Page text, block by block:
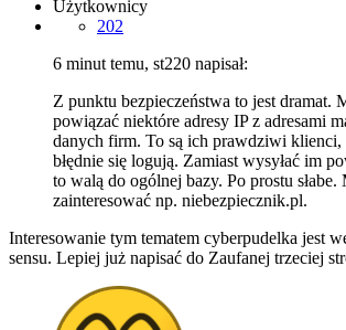
Użytkownicy
202
6 minut temu, st220 napisał:
Z punktu bezpieczeństwa to jest dramat.
powiązać niektóre adresy IP z adresami
danych firm. To są ich prawdziwi
błędnie się logują. Zamiast wysyłać im
to walą do ogólnej bazy. Po prostu słabe.
zainteresować np. niebezpiecznik.pl.
Interesowanie tym tematem cyberpudelka jest
sensu. Lepiej już napisać do Zaufanej trzeciej